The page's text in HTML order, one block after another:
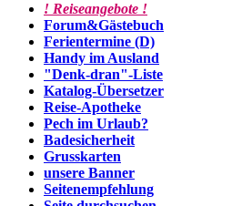
! Reiseangebote !
Forum&Gästebuch
Ferientermine (D)
Handy im Ausland
"Denk-dran"-Liste
Katalog-Übersetzer
Reise-Apotheke
Pech im Urlaub?
Badesicherheit
Grusskarten
unsere Banner
Seitenempfehlung